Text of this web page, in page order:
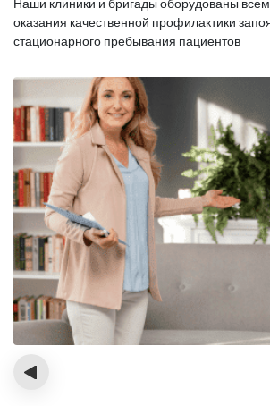
Наши клиники и бригады оборудованы
оказания качественной профилактики
стационарного пребывания пациентов
‹